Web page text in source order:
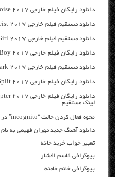
دانلود رایگان فیلم خارجی Eloise 2017 با لینک مستقیم
دانلود مستقیم فیلم خارجی Essex Heist 2017 از سرور سایت
دانلود مستقیم فیلم خارجی Get the Girl 2017 از سرور سایت
دانلود رایگان فیلم خارجی iBoy 2017 با لینک مستقیم
دانلود مستقیم فیلم خارجی Justice League Dark 2017 از سرور سایت
دانلود رایگان فیلم خارجی Split 2017 با لینک مستقیم
لینک مستقیم
نحوه فعال کردن حالت “incognito” در مرورگر (Firefox (Mobile
دانلود آهنگ جدید مهران فهیمی به
تعبیر خواب خرید خانه
بیوگرافی قاسم افشار
بیوگرافی خانم خامنه